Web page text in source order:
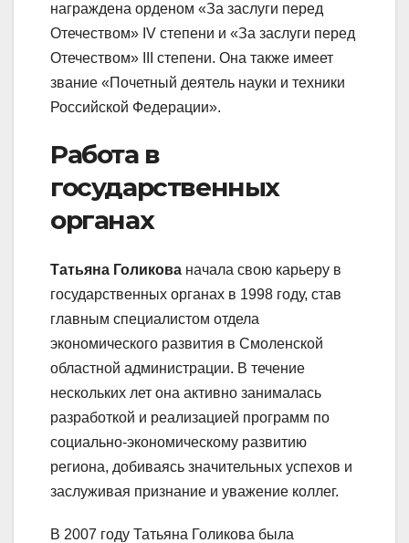
награждена орденом «За заслуги перед
Отечеством» IV степени и «За заслуги перед
Отечеством» III степени. Она также имеет
звание «Почетный деятель науки и техники
Российской Федерации».
Работа в
государственных
органах
Татьяна Голикова начала свою карьеру в
государственных органах в 1998 году, став
главным специалистом отдела
экономического развития в Смоленской
областной администрации. В течение
нескольких лет она активно занималась
разработкой и реализацией программ по
социально-экономическому развитию
региона, добиваясь значительных успехов и
заслуживая признание и уважение коллег.
В 2007 году Татьяна Голикова была